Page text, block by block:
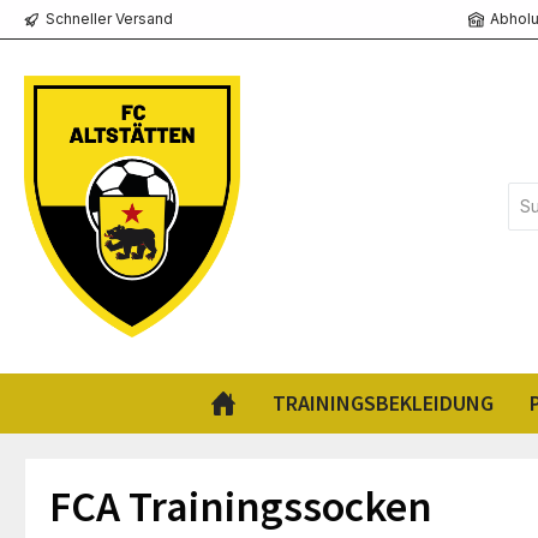
Zur Hauptnavigation springen
Schneller Versand
TRAININGSBEKLEIDUNG
FCA Trainingssocken